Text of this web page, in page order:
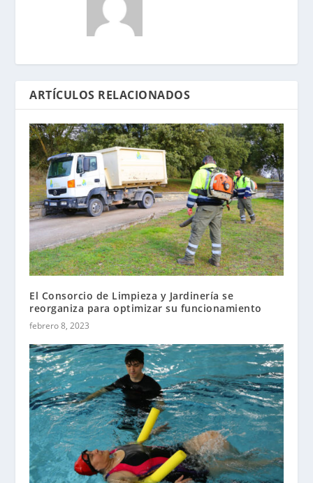
ARTÍCULOS RELACIONADOS
El Consorcio de Limpieza y Jardinería se
reorganiza para optimizar su funcionamiento
febrero 8, 2023